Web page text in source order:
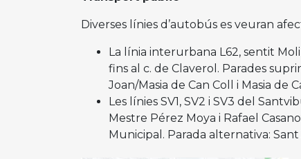
Diverses línies d’autobús es veuran
La línia interurbana L62, sentit
fins al c. de Claverol. Parades
Joan/Masia de Can Coll i Masia de
Les línies SV1, SV2 i SV3 del
Mestre Pérez Moya i Rafael
Municipal. Parada alternativa: